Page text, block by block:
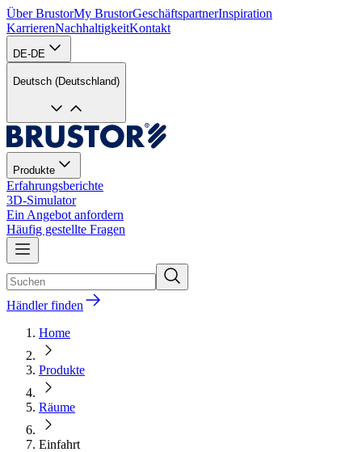
Über BrustorMy BrustorGeschäftspartnerInspiration
KarrierenNachhaltigkeitKontakt
DE-DE
Deutsch (Deutschland)
Produkte
Erfahrungsberichte
3D-Simulator
Ein Angebot anfordern
Häufig gestellte Fragen
Händler finden
Home
Produkte
Räume
Einfahrt